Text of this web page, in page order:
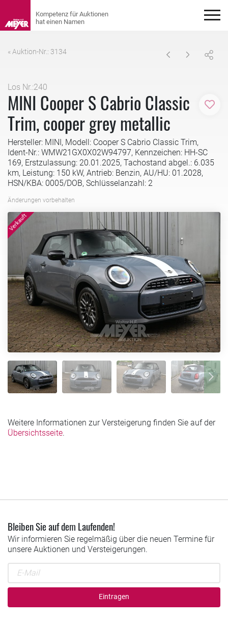
« Auktion-Nr.: 3134
Los Nr.:240
MINI Cooper S Cabrio Classic
Trim, cooper grey metallic
Zur
Hersteller: MINI, Modell: Cooper S Cabrio Classic Trim,
Ident-Nr.: WMW21GX0X02W94797, Kennzeichen: HH-SC
169, Erstzulassung: 20.01.2025, Tachostand abgel.: 6.035
km, Leistung: 150 kW, Antrieb: Benzin, AU/HU: 01.2028,
HSN/KBA: 0005/DOB, Schlüsselanzahl: 2
Änderungen vorbehalten
Weitere Informationen zur Versteigerung finden Sie auf der
Übersichtsseite.
Bleiben Sie auf dem Laufenden!
Wir informieren Sie regelmäßig über die neuen Termine für
unsere Auktionen und Versteigerungen.
Eintragen